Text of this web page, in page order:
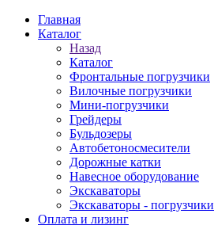
Главная
Каталог
Назад
Каталог
Фронтальные погрузчики
Вилочные погрузчики
Мини-погрузчики
Грейдеры
Бульдозеры
Автобетоносмесители
Дорожные катки
Навесное оборудование
Экскаваторы
Экскаваторы - погрузчики
Оплата и лизинг